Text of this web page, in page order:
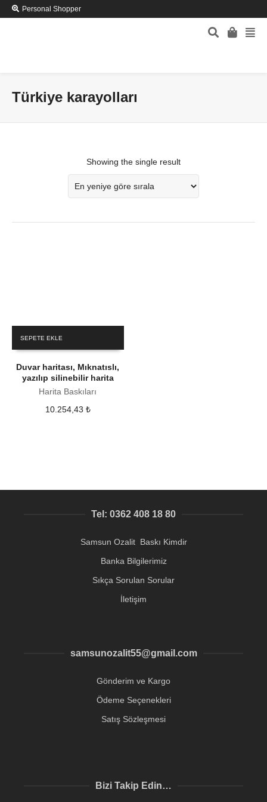
Personal Shopper
Türkiye karayolları
Showing the single result
SEPETE EKLE
Duvar haritası, Mıknatıslı,
yazılıp silinebilir harita
Harita Baskıları
10.254,43 ₺
Tel: 0362 408 18 80
Samsun Ozalit Baskı Kimdir
Banka Bilgilerimiz
Sıkça Sorulan Sorular
İletişim
samsunozalit55@gmail.com
Gönderim ve Kargo
Ödeme Seçenekleri
Satış Sözleşmesi
Bizi Takip Edin…